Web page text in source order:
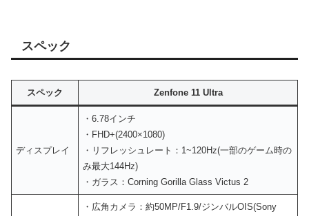
スペック
スペック Zenfone 11 Ultra
ディスプレイ
・6.78インチ
・FHD+(2400×1080)
・リフレッシュレート：1~120Hz(一部のゲーム時の
み最大144Hz)
・ガラス：Corning Gorilla Glass Victus 2
・広角カメラ：約50MP/F1.9/ジンバルOIS(Sony